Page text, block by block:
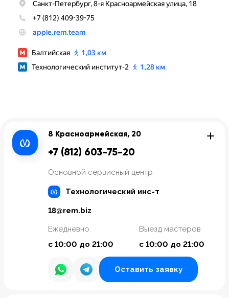
8 Красноармейская, 20
+7 (812) 603-75-20
Основной сервисный центр
Технологический инс-т
18@rem.biz
Ежедневно
с 10:00 до 21:00
Выезд мастеров
с 10:00 до 21:00
Оставить заявку